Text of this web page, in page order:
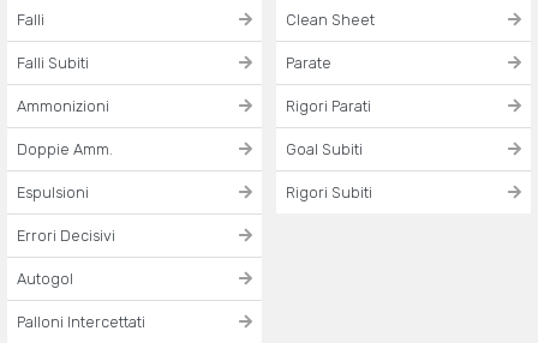
Falli
Falli Subiti
Ammonizioni
Doppie Amm.
Espulsioni
Errori Decisivi
Autogol
Palloni Intercettati
Clean Sheet
Parate
Rigori Parati
Goal Subiti
Rigori Subiti